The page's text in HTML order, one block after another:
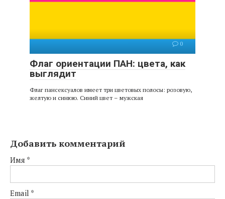
0
Флаг ориентации ПАН: цвета, как
выглядит
Флаг пансексуалов имеет три цветовых полосы: розовую,
желтую и синюю. Синий цвет – мужская
Добавить комментарий
Имя *
Email *